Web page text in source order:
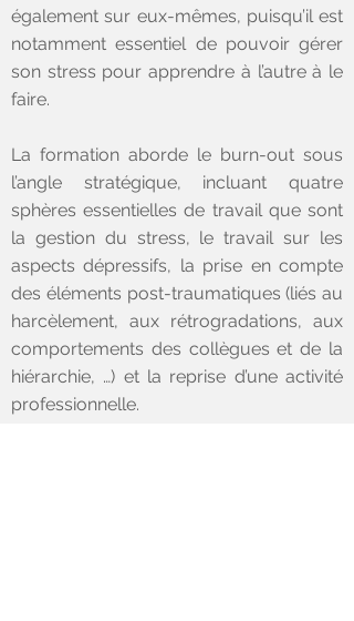
également sur eux-mêmes, puisqu’il est
notamment essentiel de pouvoir gérer
son stress pour apprendre à l’autre à le
faire.
La formation aborde le burn-out sous
l’angle stratégique, incluant quatre
sphères essentielles de travail que sont
la gestion du stress, le travail sur les
aspects dépressifs, la prise en compte
des éléments post-traumatiques (liés au
harcèlement, aux rétrogradations, aux
comportements des collègues et de la
hiérarchie, …) et la reprise d’une activité
professionnelle.